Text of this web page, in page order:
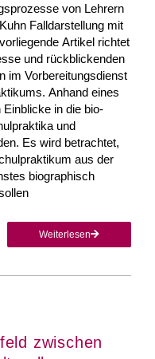
von Lehrern
Falldarstellung mit
Artikel richtet
und rückblicken­den
im Vorbereitungsdienst
Anhand eines
Einblicke in die bio­
und
Es wird betrachtet,
aus der
biographisch
Weiterlesen
zwischen